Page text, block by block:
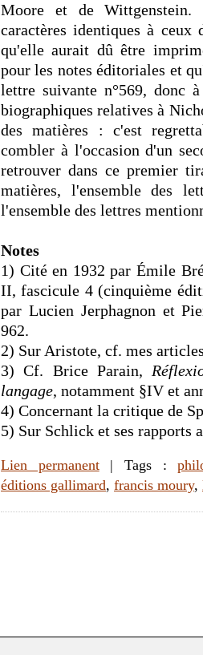
Moore et de Wittgenstein.
caractères identiques à
qu'elle aurait dû être
pour les notes éditoriales et
lettre suivante n°569, donc
biographiques relatives à
des matières : c'est
combler à l'occasion d'un
retrouver dans ce premier
matières, l'ensemble des
l'ensemble des lettres
Notes
1) Cité en 1932 par Émile
II, fascicule 4 (cinquième
par Lucien Jerphagnon et
962.
2) Sur Aristote, cf. mes
3) Cf. Brice Parain,
langage, notamment §IV et
4) Concernant la critique de
5) Sur Schlick et ses rapports
Lien permanent| Tags :
éditions gallimard, francis moury,